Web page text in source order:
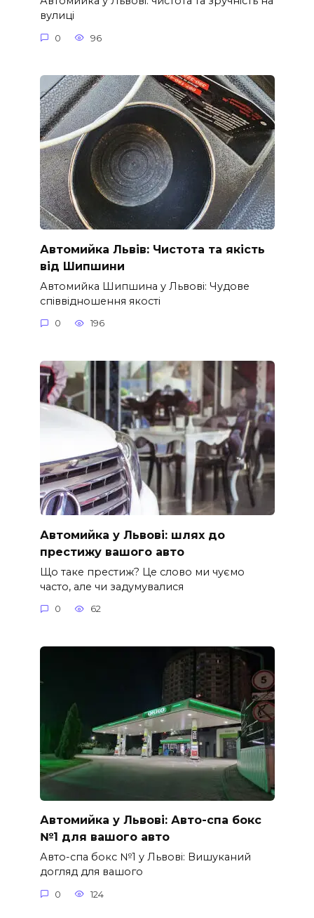
вулиці
0 96
Автомийка Львів: Чистота та якість
від Шипшини
Автомийка Шипшина у Львові: Чудове
співвідношення якості
0 196
Автомийка у Львові: шлях до
престижу вашого авто
Що таке престиж? Це слово ми чуємо
часто, але чи задумувалися
0 62
Автомийка у Львові: Авто-спа бокс
№1 для вашого авто
Авто-спа бокс №1 у Львові: Вишуканий
догляд для вашого
0 124